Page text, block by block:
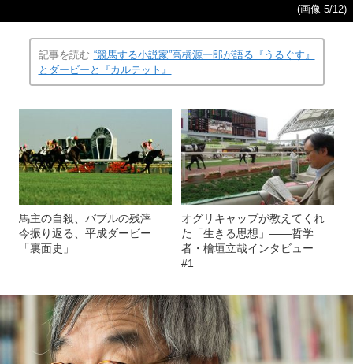
(画像 5/12)
記事を読む “競馬する小説家”高橋源一郎が語る『うるぐす』
とダービーと『カルテット』
馬主の自殺、バブルの残滓
今振り返る、平成ダービー
「裏面史」
オグリキャップが教えてくれ
た「生きる思想」――哲学
者・檜垣立哉インタビュー
#1